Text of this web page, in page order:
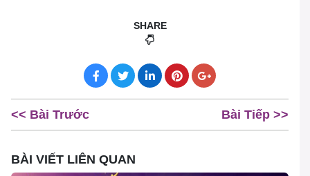
SHARE
<< Bài Trước Bài Tiếp >>
BÀI VIẾT LIÊN QUAN